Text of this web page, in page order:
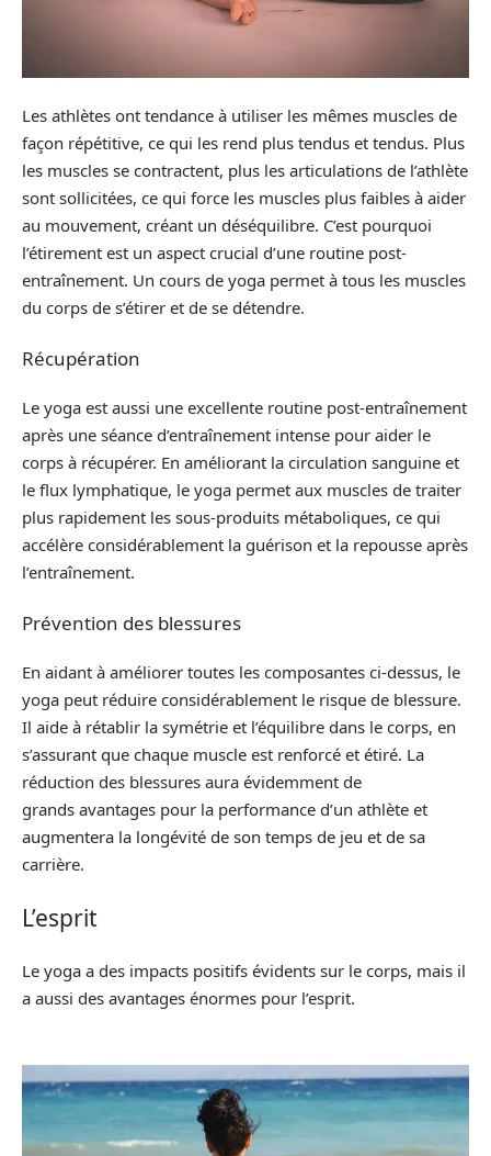
Les athlètes ont tendance à utiliser les mêmes muscles de
façon répétitive, ce qui les rend plus tendus et tendus. Plus
les muscles se contractent, plus les articulations de l’athlète
sont sollicitées, ce qui force les muscles plus faibles à aider
au mouvement, créant un déséquilibre. C’est pourquoi
l’étirement est un aspect crucial d’une routine post-
entraînement. Un cours de yoga permet à tous les muscles
du corps de s’étirer et de se détendre.
Récupération
Le yoga est aussi une excellente routine post-entraînement
après une séance d’entraînement intense pour aider le
corps à récupérer. En améliorant la circulation sanguine et
le flux lymphatique, le yoga permet aux muscles de traiter
plus rapidement les sous-produits métaboliques, ce qui
accélère considérablement la guérison et la repousse après
l’entraînement.
Prévention des blessures
En aidant à améliorer toutes les composantes ci-dessus, le
yoga peut réduire considérablement le risque de blessure.
Il aide à rétablir la symétrie et l’équilibre dans le corps, en
s’assurant que chaque muscle est renforcé et étiré. La
réduction des blessures aura évidemment de
grands avantages pour la performance d’un athlète et
augmentera la longévité de son temps de jeu et de sa
carrière.
L’esprit
Le yoga a des impacts positifs évidents sur le corps, mais il
a aussi des avantages énormes pour l’esprit.